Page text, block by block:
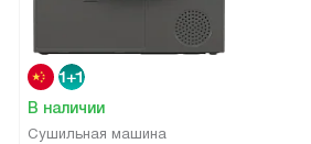
В наличии
Сушильная машина